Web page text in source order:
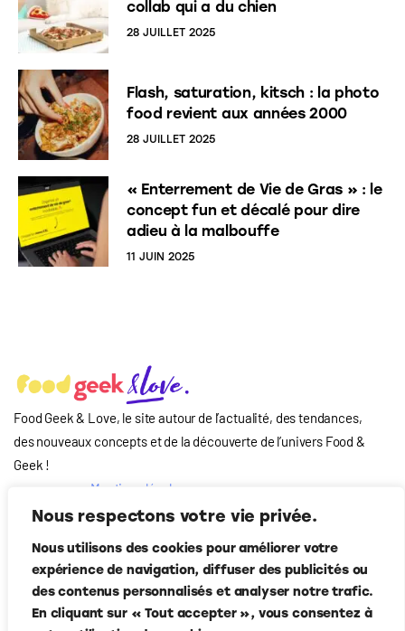
Nous respectons votre vie privée.
Nous utilisons des cookies pour améliorer votre
expérience de navigation, diffuser des publicités ou
des contenus personnalisés et analyser notre trafic.
En cliquant sur « Tout accepter », vous consentez à
collab qui a du chien
28 JUILLET 2025
Flash, saturation, kitsch : la photo
food revient aux années 2000
28 JUILLET 2025
« Enterrement de Vie de Gras » : le
concept fun et décalé pour dire
adieu à la malbouffe
11 JUIN 2025
Food Geek & Love, le site autour de l’actualité, des tendances,
des nouveaux concepts et de la découverte de l’univers Food&
Geek !
Mentions légales
Qui-sommes nous
Contact
Suivez-nous